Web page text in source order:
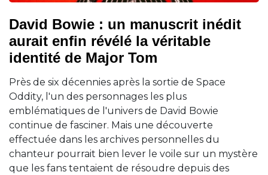
David Bowie : un manuscrit inédit
aurait enfin révélé la véritable
identité de Major Tom
Près de six décennies après la sortie de Space
Oddity, l'un des personnages les plus
emblématiques de l'univers de David Bowie
continue de fasciner. Mais une découverte
effectuée dans les archives personnelles du
chanteur pourrait bien lever le voile sur un mystère
que les fans tentaient de résoudre depuis des